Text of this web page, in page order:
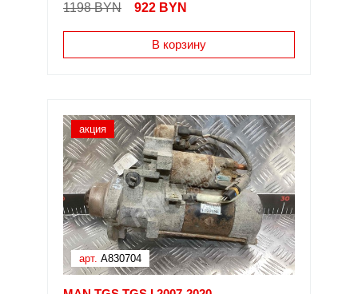
1198 BYN 922 BYN
В корзину
акция
арт. A830704